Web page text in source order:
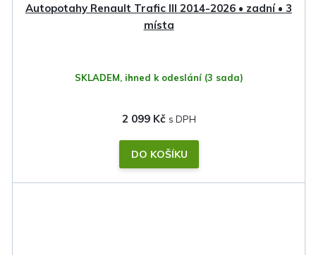
Autopotahy Renault Trafic III 2014-2026 • zadní • 3
místa
SKLADEM, ihned k odeslání (3 sada)
2 099 Kč
DO KOŠÍKU